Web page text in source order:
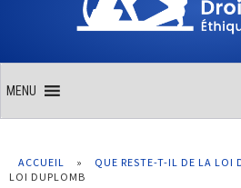
MENU
ACCUEIL » QUE RESTE-T-IL DE LA LOI
LOI DUPLOMB